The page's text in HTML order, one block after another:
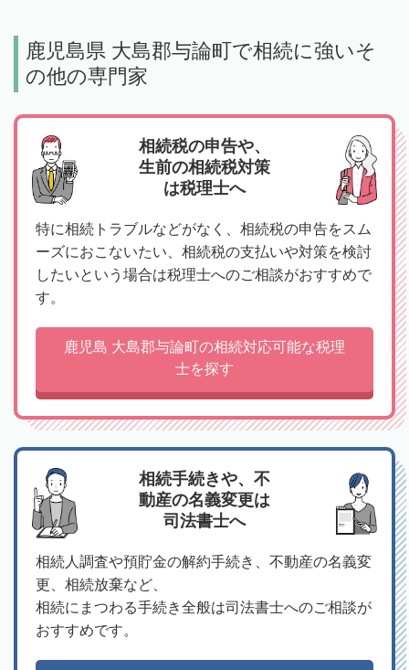
鹿児島県 大島郡与論町で相続に強いそ
の他の専門家
相続税の申告や、
生前の相続税対策
は税理士へ
特に相続トラブルなどがなく、相続税の申告をスム
ーズにおこないたい、相続税の支払いや対策を検討
したいという場合は税理士へのご相談がおすすめで
す。
鹿児島 大島郡与論町の相続対応可能な税理
士を探す
相続手続きや、不
動産の名義変更は
司法書士へ
相続人調査や預貯金の解約手続き、不動産の名義変
更、相続放棄など、
相続にまつわる手続き全般は司法書士へのご相談が
おすすめです。